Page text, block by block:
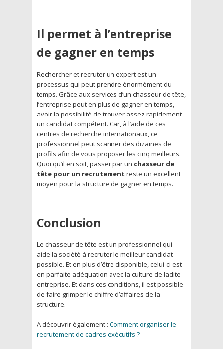
Il permet à l’entreprise
de gagner en temps
Rechercher et recruter un expert est un
processus qui peut prendre énormément du
temps. Grâce aux services d’un chasseur de tête,
l’entreprise peut en plus de gagner en temps,
avoir la possibilité de trouver assez rapidement
un candidat compétent. Car, à l’aide de ces
centres de recherche internationaux, ce
professionnel peut scanner des dizaines de
profils afin de vous proposer les cinq meilleurs.
Quoi qu’il en soit, passer par un chasseur de
tête pour un recrutement reste un excellent
moyen pour la structure de gagner en temps.
Conclusion
Le chasseur de tête est un professionnel qui
aide la société à recruter le meilleur candidat
possible. Et en plus d’être disponible, celui-ci est
en parfaite adéquation avec la culture de ladite
entreprise. Et dans ces conditions, il est possible
de faire grimper le chiffre d’affaires de la
structure.
A découvrir également : Comment organiser le
recrutement de cadres exécutifs ?